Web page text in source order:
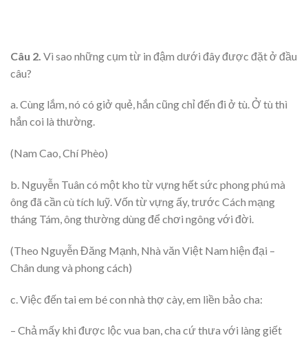
Câu 2. Vì sao những cụm từ in đậm dưới đây được đặt ở đầu
câu?
a. Cùng lắm, nó có giở quẻ, hắn cũng chỉ đến đi ở tù. Ở tù thì
hắn coi là thường.
(Nam Cao, Chí Phèo)
b. Nguyễn Tuân có một kho từ vựng hết sức phong phú mà
ông đã cần cù tích luỹ. Vốn từ vựng ấy, trước Cách mạng
tháng Tám, ông thường dùng để chơi ngông với đời.
(Theo Nguyễn Đăng Mạnh, Nhà văn Việt Nam hiện đại –
Chân dung và phong cách)
c. Việc đến tai em bé con nhà thợ cày, em liền bảo cha:
– Chả mấy khi được lộc vua ban, cha cứ thưa với làng giết